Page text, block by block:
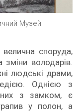
Музей
споруда,
володарів.
людські драми,
Однією з
з замком, є
у полон, а